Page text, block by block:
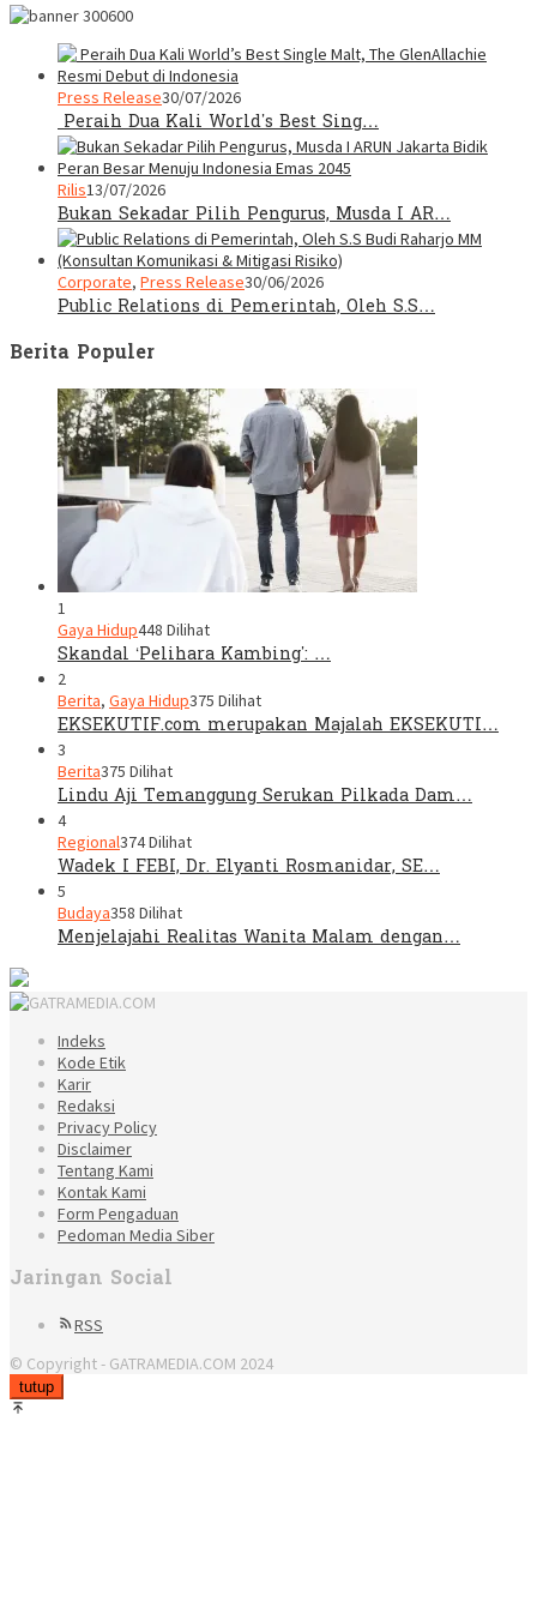
Press Release30/07/2026
Peraih Dua Kali World’s Best Sing…
Rilis13/07/2026
Bukan Sekadar Pilih Pengurus, Musda I AR…
Corporate, Press Release30/06/2026
Public Relations di Pemerintah, Oleh S.S…
Berita Populer
1
Gaya Hidup448 Dilihat
Skandal ‘Pelihara Kambing’: …
2
Berita, Gaya Hidup375 Dilihat
EKSEKUTIF.com merupakan Majalah EKSEKUTI…
3
Berita375 Dilihat
Lindu Aji Temanggung Serukan Pilkada Dam…
4
Regional374 Dilihat
Wadek I FEBI, Dr. Elyanti Rosmanidar, SE…
5
Budaya358 Dilihat
Menjelajahi Realitas Wanita Malam dengan…
Indeks
Kode Etik
Karir
Redaksi
Privacy Policy
Disclaimer
Tentang Kami
Kontak Kami
Form Pengaduan
Pedoman Media Siber
Jaringan Social
RSS
© Copyright - GATRAMEDIA.COM 2024
tutup